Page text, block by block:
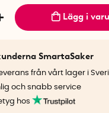
Lägg i
SmartaSaker
från vårt lager i
och snabb service
hos